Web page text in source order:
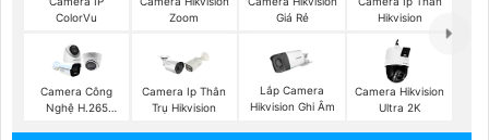
ColorVu
Zoom
Giá Rẻ
Hikvision
Camera Công
Nghệ H.265
Camera Ip Thân
Trụ Hikvision
Lắp Camera
Hikvision Ghi Âm
Camera Hikvision
Ultra 2K